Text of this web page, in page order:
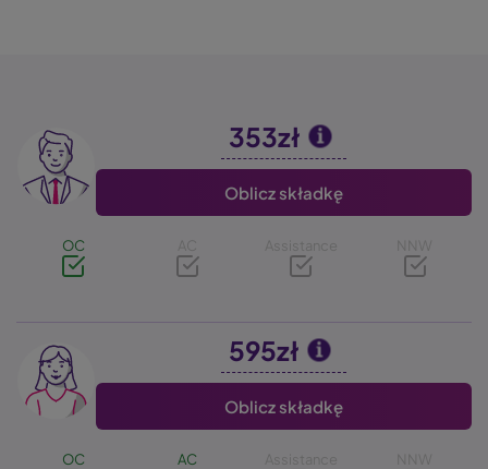
Image 353zł
Oblicz składkę
OC AC Assistance NNW
Image 595zł
Oblicz składkę
OC AC Assistance NNW